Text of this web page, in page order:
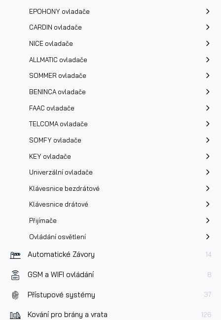
EPOHONY ovladače
CARDIN ovladače
NICE ovladače
ALLMATIC ovladače
SOMMER ovladače
BENINCA ovladače
FAAC ovladače
TELCOMA ovladače
SOMFY ovladače
KEY ovladače
Univerzální ovladače
Klávesnice bezdrátové
Klávesnice drátové
Přijímače
Ovládání osvětlení
Automatické Závory 14
GSM a WIFI ovládání 8
Přístupové systémy 37
Kování pro brány a vrata 126